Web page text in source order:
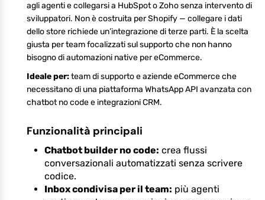
agli agenti e collegarsi a HubSpot o Zoho senza intervento di
sviluppatori. Non è costruita per Shopify — collegare i dati
dello store richiede un’integrazione di terze parti. È la scelta
giusta per team focalizzati sul supporto che non hanno
bisogno di automazioni native per eCommerce.
Ideale per:team di supporto e aziende eCommerce che
necessitano di una piattaforma WhatsApp API avanzata con
chatbot no code e integrazioni CRM.
Funzionalità principali
Chatbot builder no code: crea flussi
conversazionali automatizzati senza scrivere
codice.
Inbox condivisa per il team: più agenti